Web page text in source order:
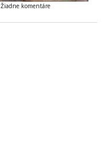
Žiadne komentáre